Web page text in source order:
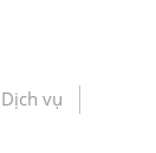
Dịch vụ